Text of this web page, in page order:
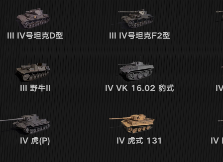
III IV号坦克D型 III IV号坦克F2型
III 野牛II IV VK 16.02 豹式
IV 虎(P) IV 虎式 131 IV